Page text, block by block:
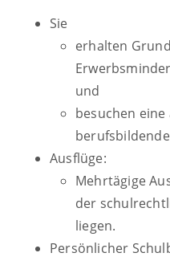
Sie
erhalten
und
besuchen
Ausflüge:
Mehrtägige
der
liegen.
Persönlicher